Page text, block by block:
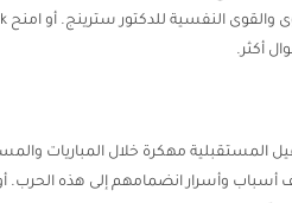
أكثر.
المستقبلية مهكرة خلال المباريات
أسباب وأسرار انضمامهم إلى هذه